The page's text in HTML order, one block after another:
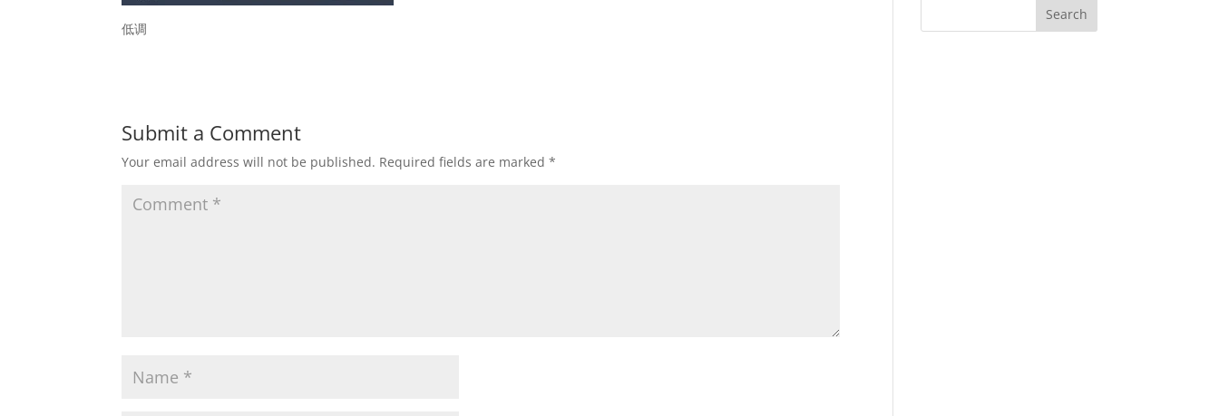
低调
Submit a Comment
Your email address will not be published. Required fields are marked*